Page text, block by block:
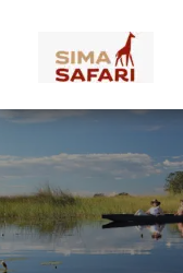
содержимому